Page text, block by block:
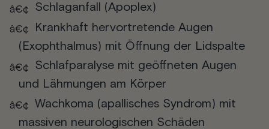
Schlaganfall (Apoplex)
Krankhaft hervortretende Augen
(Exophthalmus) mit Öffnung der Lidspalte
Schlafparalyse mit geöffneten Augen
und Lähmungen am Körper
Wachkoma (apallisches Syndrom) mit
massiven neurologischen Schäden